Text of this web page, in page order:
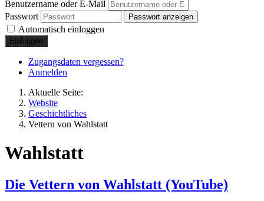
Benutzername oder E-Mail
Passwort
Passwort anzeigen
Automatisch einloggen
Einloggen
Zugangsdaten vergessen?
Anmelden
Aktuelle Seite:
Website
Geschichtliches
Vettern von Wahlstatt
Wahlstatt
Die Vettern von Wahlstatt (YouTube)